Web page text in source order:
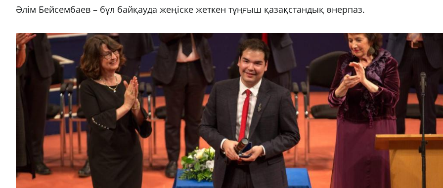
Әлім Бейсембаев – бұл байқауда жеңіске жеткен тұңғыш қазақстандық өнерпаз.